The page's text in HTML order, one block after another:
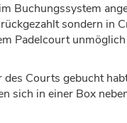
Buchungssystem
sondern in
Padelcourt
Courts gebucht
sich in einer Box